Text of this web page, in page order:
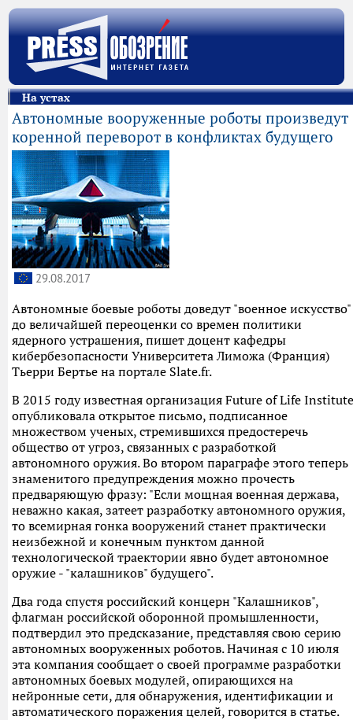
На устах
Автономные вооруженные роботы произведут
коренной переворот в конфликтах будущего
29.08.2017
Автономные боевые роботы доведут "военное искусство"
до величайшей переоценки со времен политики
ядерного устрашения, пишет доцент кафедры
кибербезопасности Университета Лиможа (Франция)
Тьерри Бертье на портале Slate.fr.
В 2015 году известная организация Future of Life Institute
опубликовала открытое письмо, подписанное
множеством ученых, стремившихся предостеречь
общество от угроз, связанных с разработкой
автономного оружия. Во втором параграфе этого теперь
знаменитого предупреждения можно прочесть
предваряющую фразу: "Если мощная военная держава,
неважно какая, затеет разработку автономного оружия,
то всемирная гонка вооружений станет практически
неизбежной и конечным пунктом данной
технологической траектории явно будет автономное
оружие - "калашников" будущего".
Два года спустя российский концерн "Калашников",
флагман российской оборонной промышленности,
подтвердил это предсказание, представляя свою серию
автономных вооруженных роботов. Начиная с 10 июля
эта компания сообщает о своей программе разработки
автономных боевых модулей, опирающихся на
нейронные сети, для обнаружения, идентификации и
автоматического поражения целей, говорится в статье.